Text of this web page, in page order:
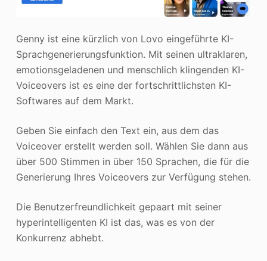
Genny ist eine kürzlich von Lovo eingeführte KI-
Sprachgenerierungsfunktion. Mit seinen ultraklaren,
emotionsgeladenen und menschlich klingenden KI-
Voiceovers ist es eine der fortschrittlichsten KI-
Softwares auf dem Markt.
Geben Sie einfach den Text ein, aus dem das
Voiceover erstellt werden soll. Wählen Sie dann aus
über 500 Stimmen in über 150 Sprachen, die für die
Generierung Ihres Voiceovers zur Verfügung stehen.
Die Benutzerfreundlichkeit gepaart mit seiner
hyperintelligenten KI ist das, was es von der
Konkurrenz abhebt.